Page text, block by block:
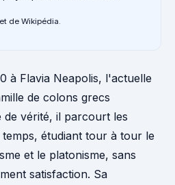
de Wikipédia.
à Flavia Neapolis, l'actuelle
de colons grecs
de vérité, il parcourt les
étudiant tour à tour le
et le platonisme, sans
satisfaction. Sa